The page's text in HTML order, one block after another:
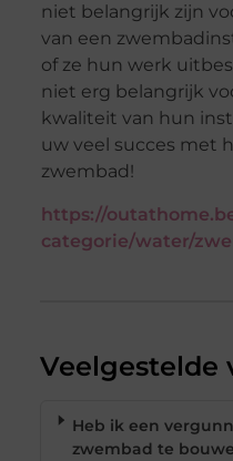
niet belangrijk zijn
van een
of ze hun werk
niet erg belangrijk
kwaliteit van hun
uw veel succes met
zwembad!
https://
categorie/water/
Veelgestelde
Heb ik een
zwembad te